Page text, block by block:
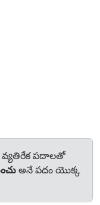
పదాలతో
అనే పదం యొక్క